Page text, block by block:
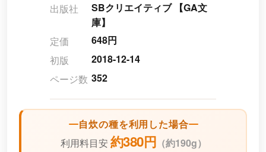
出版社
SBクリエイティブ 【GA文
庫】
定価
648円
初版
2018-12-14
ページ数 352
自炊の種を利用した場合
利用料目安 約380円 （約190g）